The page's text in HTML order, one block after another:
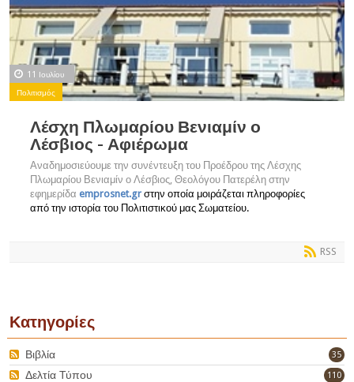
11 Ιουλίου
Πολιτισμός
Λέσχη Πλωμαρίου Βενιαμίν ο
Λέσβιος - Αφιέρωμα
Αναδημοσιεύουμε την συνέντευξη του Προέδρου της Λέσχης
Πλωμαρίου Βενιαμίν ο Λέσβιος, Θεολόγου Πατερέλη στην
εφημερίδα emprosnet.grστην οποία μοιράζεται πληροφορίες
από την ιστορία του Πολιτιστικού μας Σωματείου.
RSS
Κατηγορίες
35
Βιβλία
110
Δελτία Τύπου